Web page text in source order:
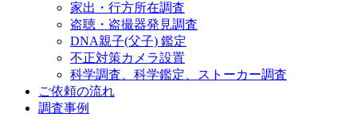
家出・行方所在調査
盗聴・盗撮器発見調査
DNA親子(父子) 鑑定
不正対策カメラ設置
科学調査、科学鑑定、ストーカー調査
ご依頼の流れ
調査事例